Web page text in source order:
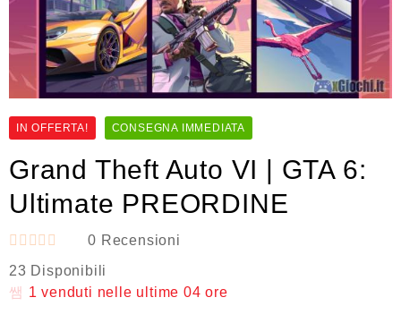
IN OFFERTA! CONSEGNA IMMEDIATA
Grand Theft Auto VI | GTA 6:
Ultimate PREORDINE
V
a
l
0 Recensioni
23 Disponibili
1 venduti nelle ultime04 ore